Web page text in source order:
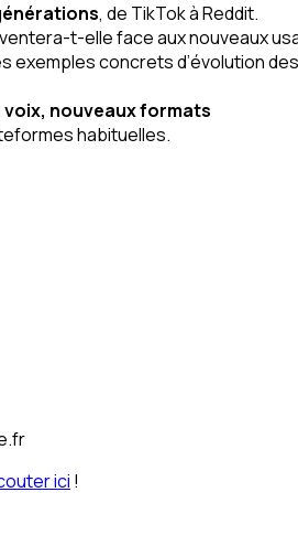
, de TikTok à Reddit.
t-elle face aux nouveaux
exemples concrets d’évolution
voix, nouveaux formats
habituelles.
ici !